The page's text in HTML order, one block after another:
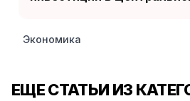
Экономика
ЕЩЕ СТАТЬИ ИЗ